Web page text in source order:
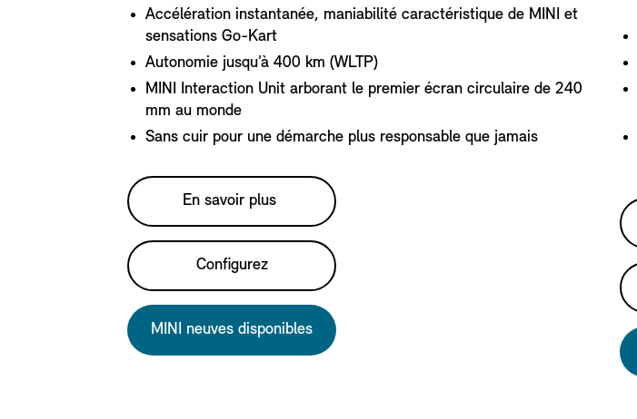
Accélération instantanée, maniabilité caractéristique de MINI et
sensations Go-Kart
Autonomie jusqu’à 400 km (WLTP)
MINI Interaction Unit arborant le premier écran circulaire de 240
mm au monde
Sans cuir pour une démarche plus responsable que jamais
En savoir plus
Configurez
MINI neuves disponibles